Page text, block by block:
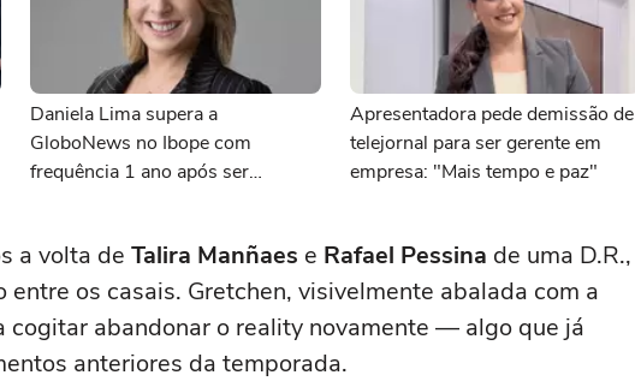
Daniela Lima supera a
GloboNews no Ibope com
frequência 1 ano após ser
Apresentadora pede demissão de
telejornal para ser gerente em
empresa: "Mais tempo e paz"
a volta de Talira Manñaes e Rafael Pessina de uma D.R.,
os casais. Gretchen, visivelmente abalada com a
cogitar abandonar o reality novamente — algo que já
anteriores da temporada.